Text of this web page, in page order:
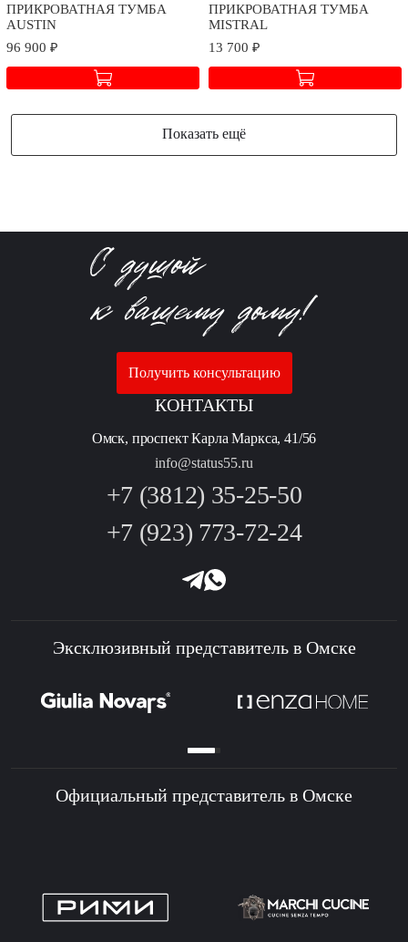
ПРИКРОВАТНАЯ ТУМБА
AUSTIN
96 900 ₽
ПРИКРОВАТНАЯ ТУМБА
MISTRAL
13 700 ₽
Показать ещё
Получить консультацию
КОНТАКТЫ
Омск, проспект Карла Маркса, 41/56
info@status55.ru
+7 (3812) 35-25-50
+7 (923) 773-72-24
Эксклюзивный представитель в Омске
Официальный представитель в Омске